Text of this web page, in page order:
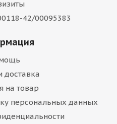
42/00095383
доставка
на товар
персональных данных